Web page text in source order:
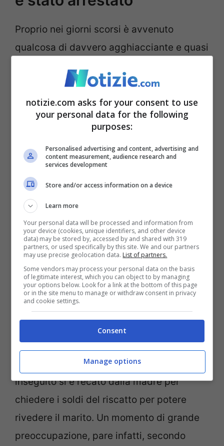
Proprio nei giorni scorsi è avvenuto
qualcosa di davvero agghiacciante e quasi
cinquantanove anni ha rapito suo padre
anziano e malato dall’ospedale per poi
chiedere il riscatto.
L’uomo di 87 anni era stato da poco
dimesso dall’Ospedale Grassi di Ostia, ma
invece di tornare a casa è stato rapito dal
figlio: lui lo ha fatto salire in macchina e
l’ha accompagnato nel suo appartamento,
inseguito si è recato dalla madre per
chiedere i soldi del riscatto per potere
rivedere il marito. Un momento di grande
preoccupazione, pare infatti, secondo
notizie.com asks for your consent to use
your personal data for the following
purposes:
Personalised advertising and content, advertising and
content measurement, audience research and
services development
Store and/or access information on a device
Learn more
Your personal data will be processed and information from
your device (cookies, unique identifiers, and other device
data) may be stored by, accessed by and shared with 319
partners, or used specifically by this site. We and our partners
may use precise geolocation data. List of partners.
Some vendors may process your personal data on the basis
of legitimate interest, which you can object to by managing
your options below. Look for a link at the bottom of this page
or in the site menu to manage or withdraw consent in privacy
and cookie settings.
Consent
Manage options